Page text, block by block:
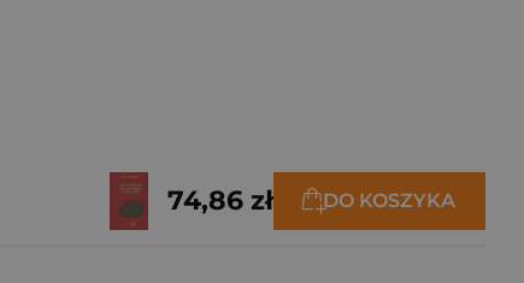
74,86 zł DO KOSZYKA